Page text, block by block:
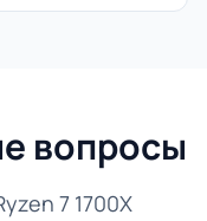
вопросы
7 1700X